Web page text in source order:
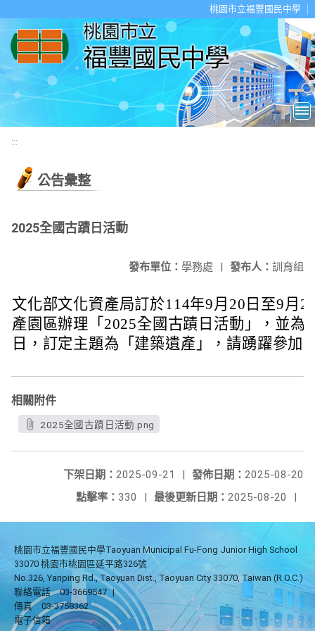
桃園市立福豐國民中學
:::
公告彙整
2025全國古蹟日活動
發布人： 訓育組
發布單位： 學務處 |
文化部文化資產局訂於114年9月20日至9月
產園區辦理「2025全國古蹟日活動」，並為
日，訂定主題為「建築遺產」，請踴躍參加
相關附件
2025全國古蹟日活動.png
發佈日期： 2025-08-20
下架日期： 2025-09-21
|
最後更新日期： 2025-08-20 |
點擊率： 330 |
桃園市立福豐國民中學Taoyuan Municipal Fu-Fong Junior High School
33070 桃園市桃園區延平路326號
No.326, Yanping Rd., Taoyuan Dist., Taoyuan City 33070, Taiwan (R.O.C.)
聯絡電話
03-3669547 |
傳真
03-3758362
電子信箱